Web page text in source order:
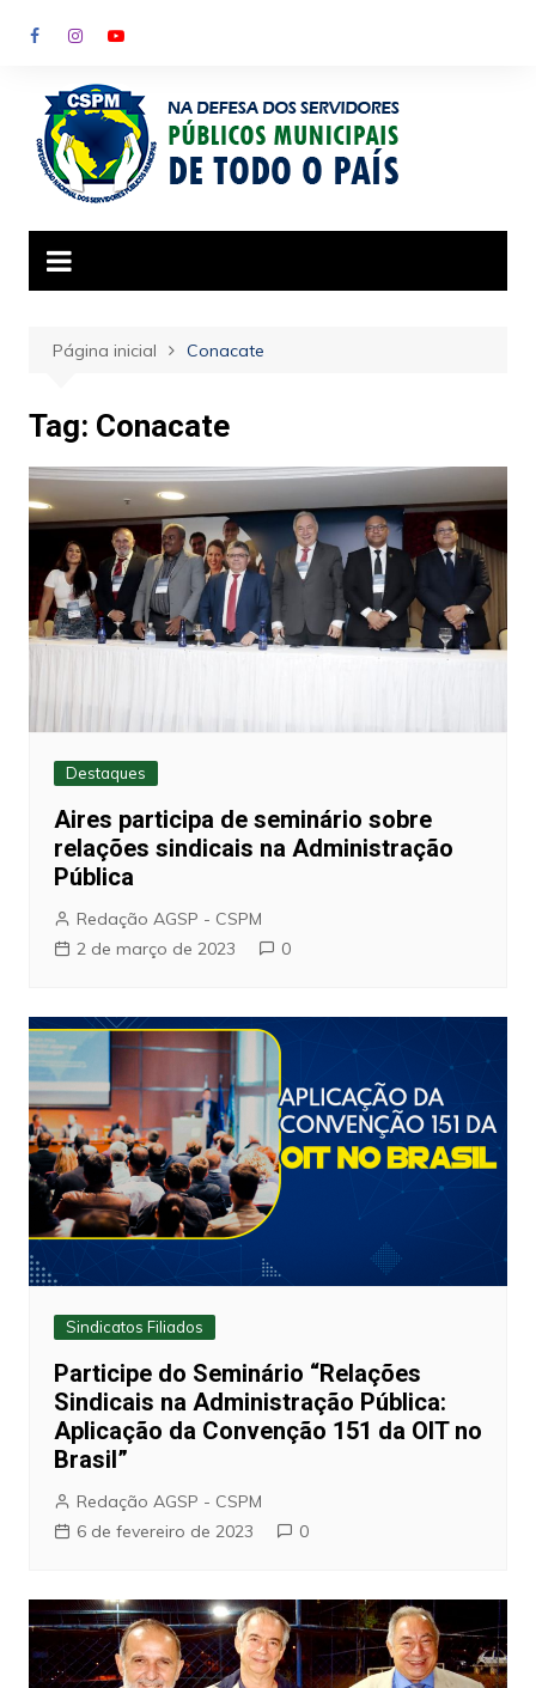
para
conteúdo
Página inicial Conacate
Tag: Conacate
Destaques
Aires participa de seminário sobre
relações sindicais na Administração
Pública
Redação AGSP - CSPM
2 de março de 2023
0
Sindicatos Filiados
Participe do Seminário “Relações
Sindicais na Administração Pública:
Aplicação da Convenção 151 da OIT no
Brasil”
Redação AGSP - CSPM
6 de fevereiro de 2023
0